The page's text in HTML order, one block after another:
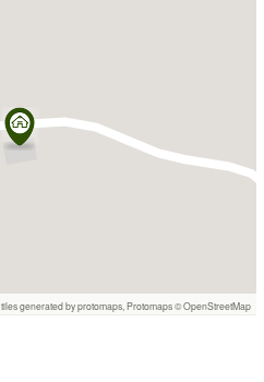
tiles generated by protomaps Protomaps©OpenStreetMap